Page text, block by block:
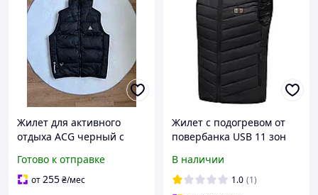
Жилет для активного
отдыха ACG черный с
наполнителем и
металлическим
Готово к отправке
от255₴/мес
Жилет с подогревом от
повербанка USB 11 зон
В наличии
1.0 (1)